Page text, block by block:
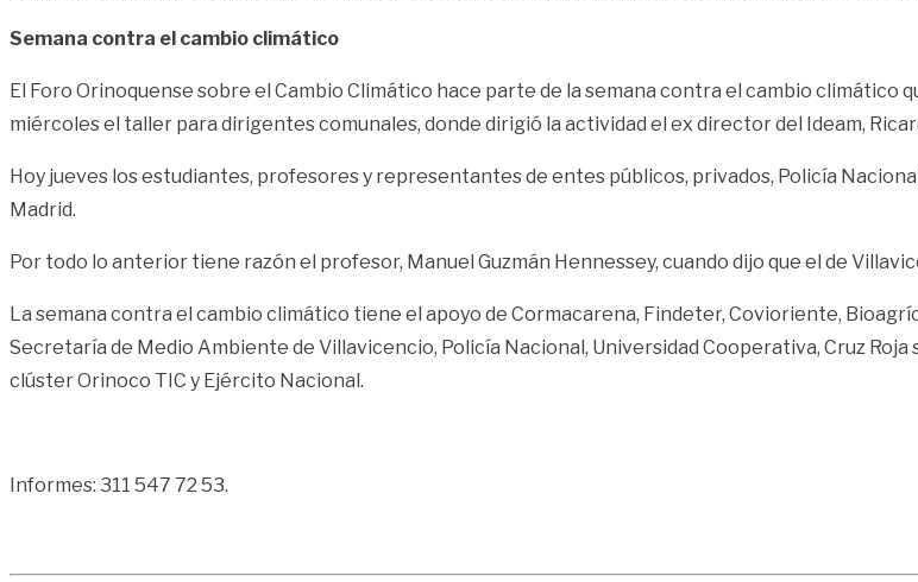
Semana contra el cambio climático
El Foro Orinoquense sobre el Cambio Climático hace parte de la semana contra el cambio
miércoles el taller para dirigentes comunales, donde dirigió la actividad el ex director del Ideam,
Hoy jueves los estudiantes, profesores y representantes de entes públicos, privados, Policía
Madrid.
Por todo lo anterior tiene razón el profesor, Manuel Guzmán Hennessey, cuando dijo que el de
La semana contra el cambio climático tiene el apoyo de Cormacarena, Findeter, Covioriente,
Secretaría de Medio Ambiente de Villavicencio, Policía Nacional, Universidad Cooperativa, Cruz
clúster Orinoco TIC y Ejército Nacional.
Informes: 311 547 72 53.